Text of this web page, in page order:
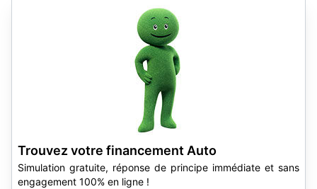
Trouvez votre financement Auto
Simulation gratuite, réponse de principe immédiate et sans
engagement 100% en ligne !